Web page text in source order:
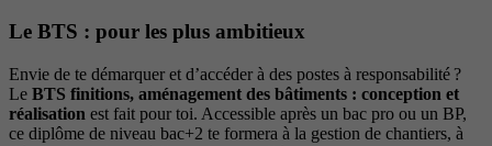
Le BTS : pour les plus ambitieux
Envie de te démarquer et d’accéder à des postes à responsabilité ?
Le BTS finitions, aménagement des bâtiments : conception et
réalisation est fait pour toi. Accessible après un bac pro ou un BP,
ce diplôme de niveau bac+2 te formera à la gestion de chantiers, à